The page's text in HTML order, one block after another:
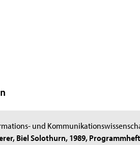
und
Biel Solothurn, 1989, Programmheft